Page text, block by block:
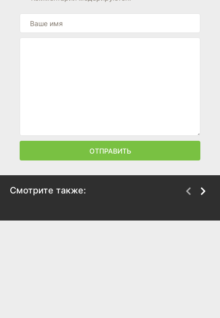
ОТПРАВИТЬ
Смотрите также: